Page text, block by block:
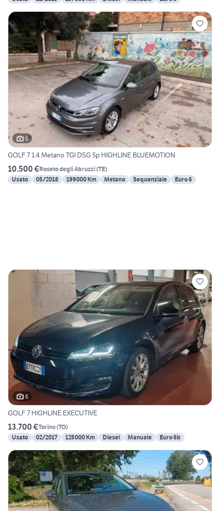
6
GOLF 7 1.4 Metano TGI DSG 5p HIGHLINE BLUEMOTION
10.500 €Roseto degli Abruzzi(TE)
Usato
05/2018 199000 Km Metano Sequenziale Euro 6
6
GOLF 7 HIGHLINE EXECUTIVE
13.700 €Torino(TO)
Usato
02/2017 125000 Km Diesel Manuale Euro 6b